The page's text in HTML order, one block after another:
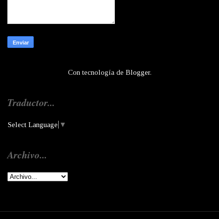
Con tecnología de Blogger.
Traductor...
Select Language ▼
Archivo...